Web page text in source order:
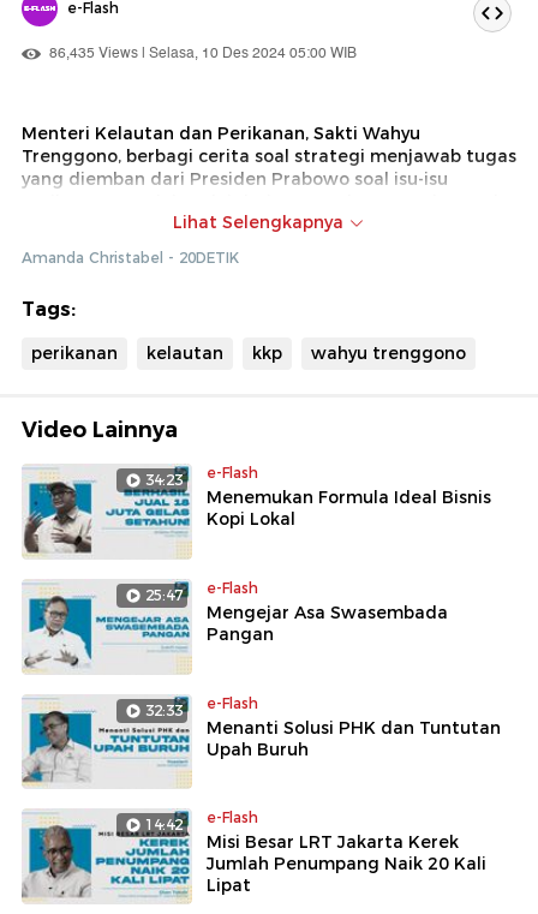
e-Flash
86,435 Views | Selasa, 10 Des 2024 05:00 WIB
Menteri Kelautan dan Perikanan, Sakti Wahyu
Trenggono, berbagi cerita soal strategi menjawab tugas
yang diemban dari Presiden Prabowo soal isu-isu
makanan bergizi gratis, budidaya tuna, hingga
kemandirian pergaraman Tanah Air. Simak
selengkapnya di Big Cheese bersama Menteri Kelautan
Mengembalikan Kejayaan Perikanan Indonesia.
Lihat Selengkapnya
Amanda Christabel - 20DETIK
Tags:
perikanan kelautan kkp wahyu trenggono
Video Lainnya
34:23 e-Flash
Menemukan Formula Ideal Bisnis
Kopi Lokal
25:47 e-Flash
Mengejar Asa Swasembada
Pangan
32:33 e-Flash
Menanti Solusi PHK dan Tuntutan
Upah Buruh
14:42 e-Flash
Misi Besar LRT Jakarta Kerek
Jumlah Penumpang Naik 20 Kali
Lipat